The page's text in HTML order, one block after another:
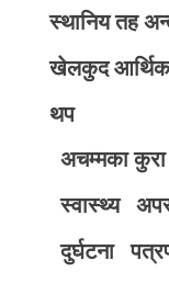
स्थानिय तह
खेलकुद
थप
अचम्मका कुरा
स्वास्थ्य
दुर्घटना